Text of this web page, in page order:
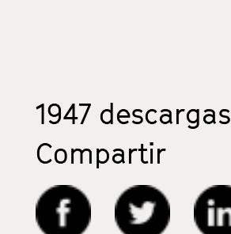
1947 descargas
Compartir